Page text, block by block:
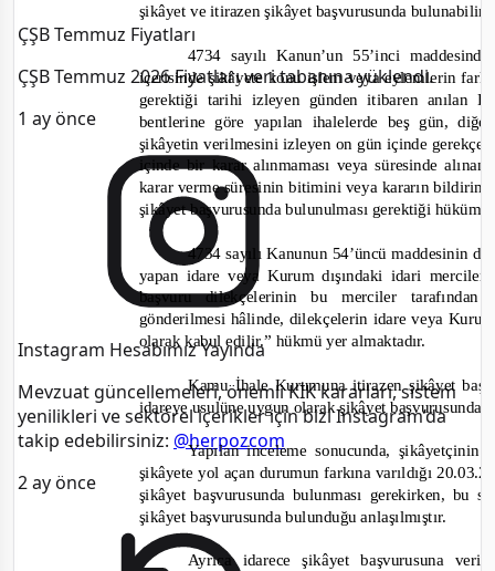
ÇŞB Temmuz Fiyatları
ÇŞB Temmuz 2026 Fiyatları veri tabanına yüklendi.
1 ay önce
Instagram Hesabımız Yayında
Mevzuat güncellemeleri, önemli KİK kararları, sistem
yenilikleri ve sektörel içerikler için bizi Instagram’da
takip edebilirsiniz: @herpozcom
2 ay önce
şikâyet ve itirazen şikâyet başvurusunda
4734 sayılı Kanun’un 55’inci
içerisinde şikâyete konu işlem veya eylemlerin
gerektiği tarihi izleyen günden itibaren anılan
bentlerine göre yapılan ihalelerde beş gün,
şikâyetin verilmesini izleyen on gün içinde
içinde bir karar alınmaması veya süresinde
karar verme süresinin bitimini veya kararın
şikâyet başvurusunda bulunulması gerektiği hüküm
4734 sayılı Kanunun 54’üncü maddesinin
yapan idare veya Kurum dışındaki idari
başvuru dilekçelerinin bu merciler
gönderilmesi hâlinde, dilekçelerin idare veya
olarak kabul edilir.” hükmü yer almaktadır.
Kamu İhale Kurumuna itirazen şikâyet
idareye usulüne uygun olarak şikâyet başvurusunda
Yapılan inceleme sonucunda,
şikâyete yol açan durumun farkına varıldığı
şikâyet başvurusunda bulunması gerekirken, bu
şikâyet başvurusunda bulunduğu anlaşılmıştır.
Ayrıca idarece şikâyet başvurusuna